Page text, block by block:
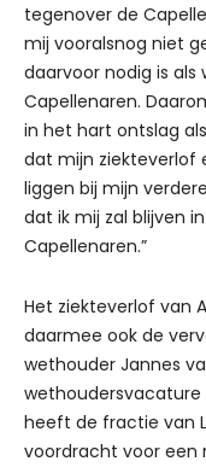
tegenover de
mij vooralsnog niet
daarvoor nodig is
Capellenaren.
in het hart ontslag
dat mijn ziekteverlof
liggen bij mijn
dat ik mij zal blijven
Capellenaren.”
Het ziekteverlof van
daarmee ook de
wethouder Jannes
wethoudersvacature
heeft de fractie van
voordracht voor een